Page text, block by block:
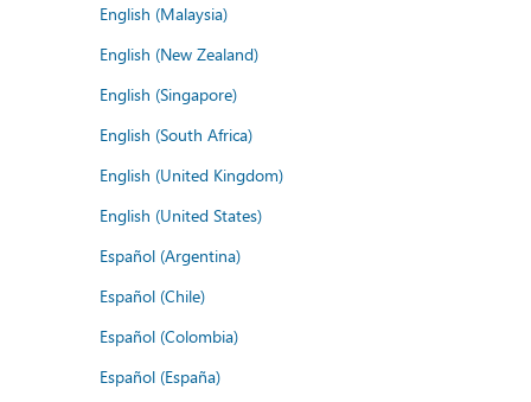
English (Malaysia)
English (New Zealand)
English (Singapore)
English (South Africa)
English (United Kingdom)
English (United States)
Español (Argentina)
Español (Chile)
Español (Colombia)
Español (España)